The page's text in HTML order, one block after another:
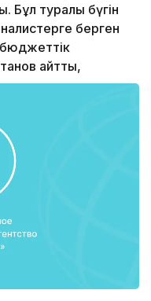
Бұл туралы бүгін
берген
айтты,